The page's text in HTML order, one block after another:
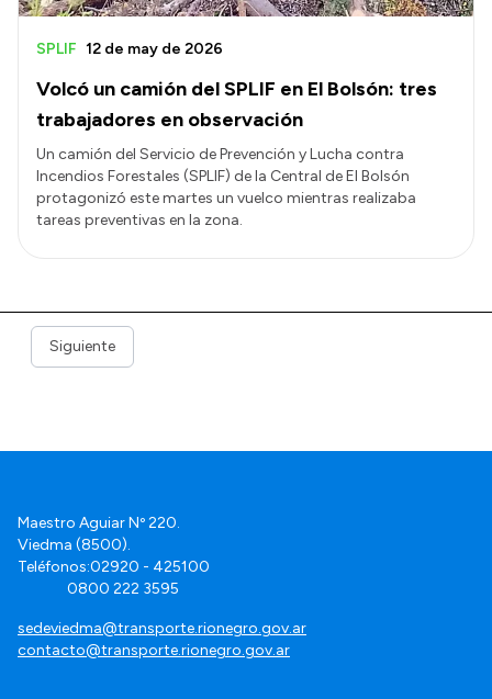
Volcó un camión del SPLIF en El Bolsón: tres
trabajadores en observación
SPLIF 12 de may de 2026
Un camión del Servicio de Prevención y Lucha contra
Incendios Forestales (SPLIF) de la Central de El Bolsón
protagonizó este martes un vuelco mientras realizaba
tareas preventivas en la zona.
Siguiente
Maestro Aguiar Nº 220.
Viedma (8500).
Teléfonos:02920 - 425100
0800 222 3595
sedeviedma@transporte.rionegro.gov.ar
contacto@transporte.rionegro.gov.ar